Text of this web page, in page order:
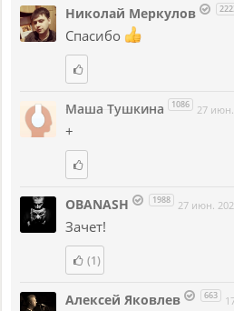
Николай Меркулов
Спасибо
Маша Тушкина 1086 27 июн.
+
OBANASH 1988 27 июн.
Зачет!
(1)
Алексей Яковлев 663